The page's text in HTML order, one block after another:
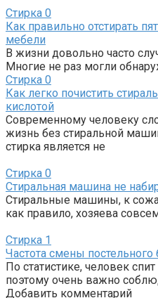
Стирка 0
Как правильно отстирать
мебели
В жизни довольно часто
Многие не раз могли
Стирка 0
Как легко почистить
кислотой
Современному человеку
жизнь без стиральной
стирка является не
Стирка 0
Стиральная машина не
Стиральные машины, к
как правило, хозяева
Стирка 1
Частота смены постельного
По статистике, человек
поэтому очень важно
Добавить комментарий